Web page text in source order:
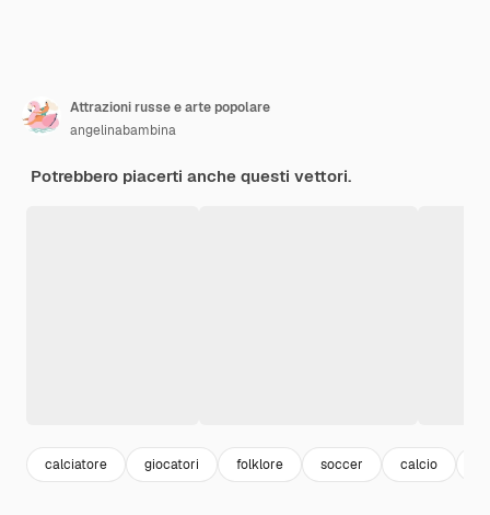
Attrazioni russe e arte popolare
angelinabambina
Potrebbero piacerti anche questi vettori.
calciatore giocatori folklore soccer calcio